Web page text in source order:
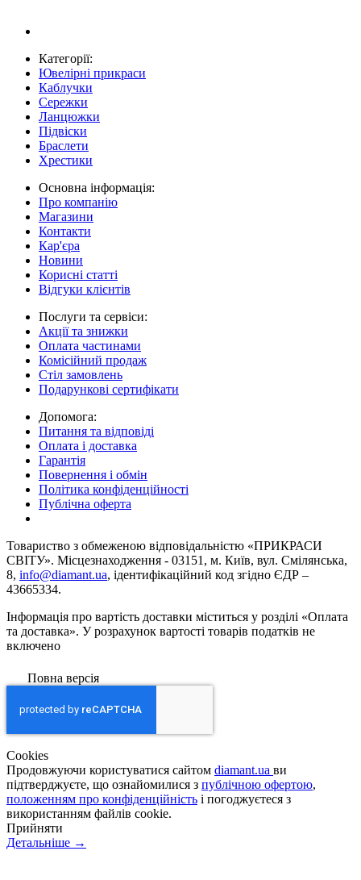
Категорії:
Ювелірні прикраси
Каблучки
Сережки
Ланцюжки
Підвіски
Браслети
Хрестики
Основна інформація:
Про компанію
Магазини
Контакти
Кар'єра
Новини
Корисні статті
Відгуки клієнтів
Послуги та сервіси:
Акції та знижки
Оплата частинами
Комісійний продаж
Стіл замовлень
Подарункові сертифікати
Допомога:
Питання та відповіді
Оплата і доставка
Гарантія
Повернення і обмін
Політика конфіденційності
Публічна оферта
Товариство з обмеженою вiдповiдальнiстю «ПРИКРАСИ
СВІТУ». Місцезнаходження - 03151, м. Київ, вул. Смілянська,
8, info@diamant.ua, ідентифікаційний код згідно ЄДР –
43665334.
Інформація про вартість доставки міститься у розділі «Оплата
та доставка». У розрахунок вартості товарів податків не
включено
Повна версія
Сookies
Продовжуючи користуватися сайтом diamant.ua ви
підтверджуєте, що ознайомилися з публічною офертою,
положенням про конфіденційність і погоджуєтеся з
використанням файлів cookie.
Прийняти
Детальніше →